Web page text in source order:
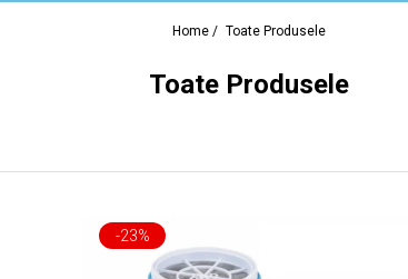
Home / Toate Produsele
Toate Produsele
-23%